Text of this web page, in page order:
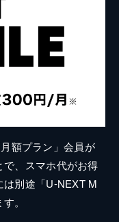
額プラン」会員が
、スマホ代がお得
別途「U-NEXT M
。